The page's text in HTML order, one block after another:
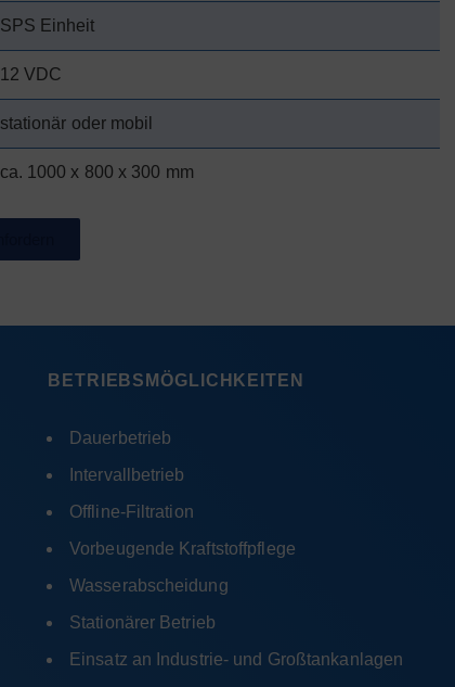
SPS Einheit
12 VDC
stationär oder mobil
ca. 1000 x 800 x 300 mm
BETRIEBSMÖGLICHKEITEN
Dauerbetrieb
Intervallbetrieb
Offline-Filtration
Vorbeugende Kraftstoffpflege
Wasserabscheidung
Stationärer Betrieb
Einsatz an Industrie- und Großtankanlagen